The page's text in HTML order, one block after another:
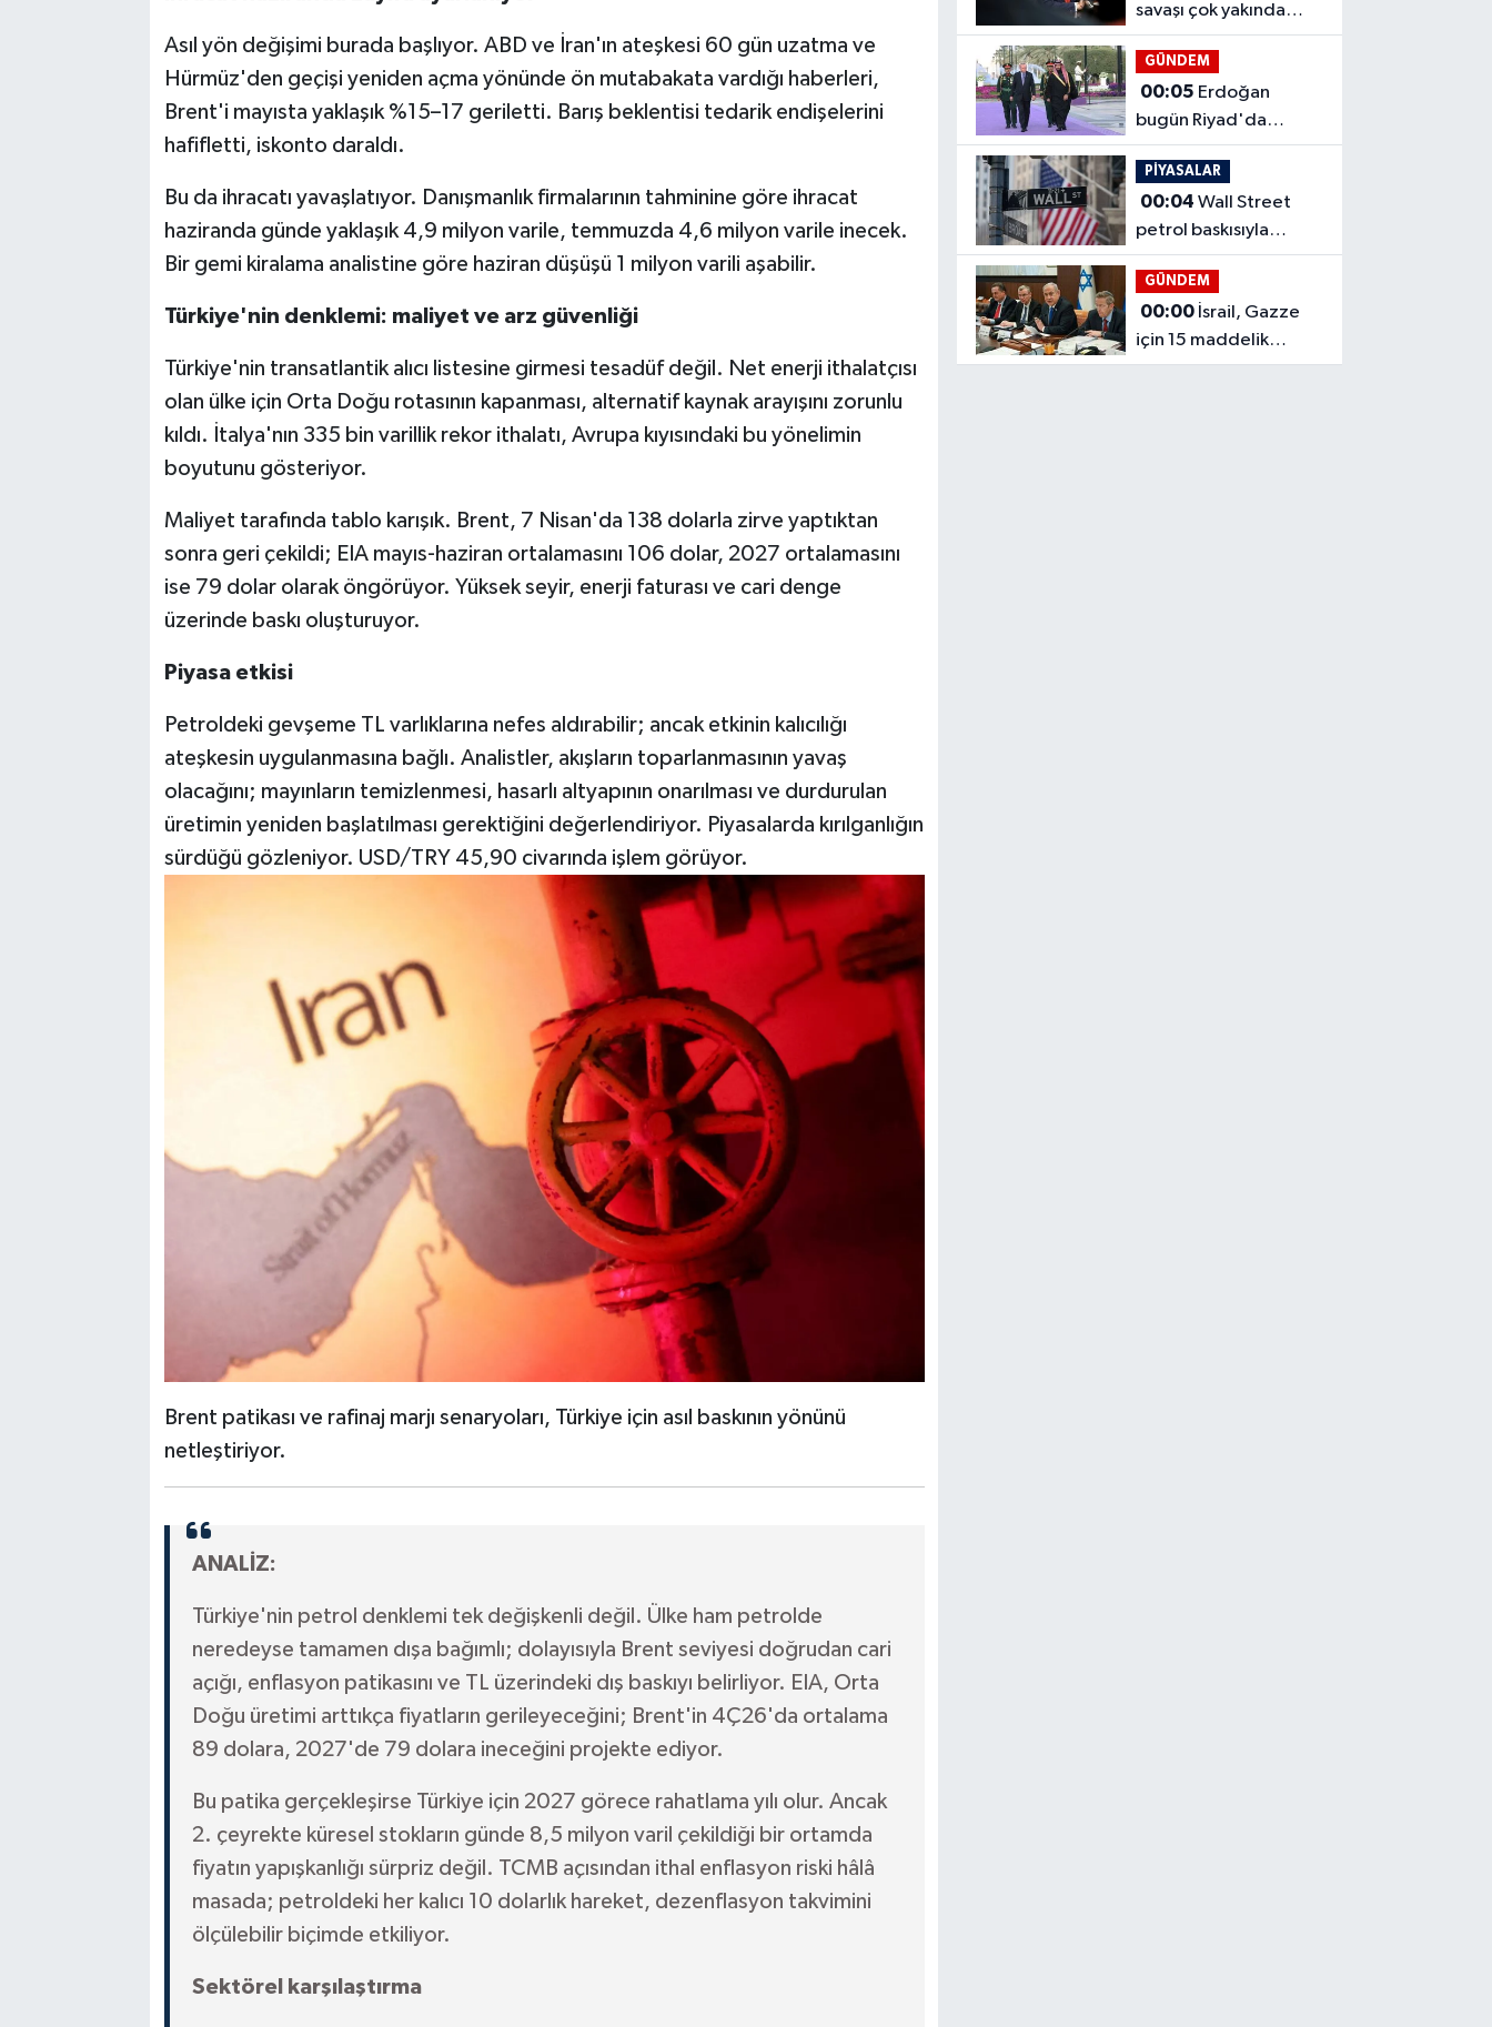
Asıl yön değişimi burada başlıyor. ABD ve İran'ın ateşkesi 60 gün uzatma ve
Hürmüz'den geçişi yeniden açma yönünde ön mutabakata vardığı haberleri,
Brent'i mayısta yaklaşık %15–17 geriletti. Barış beklentisi tedarik endişelerini
hafifletti, iskonto daraldı.
Bu da ihracatı yavaşlatıyor. Danışmanlık firmalarının tahminine göre ihracat
haziranda günde yaklaşık 4,9 milyon varile, temmuzda 4,6 milyon varile inecek.
Bir gemi kiralama analistine göre haziran düşüşü 1 milyon varili aşabilir.
Türkiye'nin denklemi: maliyet ve arz güvenliği
Türkiye'nin transatlantik alıcı listesine girmesi tesadüf değil. Net enerji ithalatçısı
olan ülke için Orta Doğu rotasının kapanması, alternatif kaynak arayışını zorunlu
kıldı. İtalya'nın 335 bin varillik rekor ithalatı, Avrupa kıyısındaki bu yönelimin
boyutunu gösteriyor.
Maliyet tarafında tablo karışık. Brent, 7 Nisan'da 138 dolarla zirve yaptıktan
sonra geri çekildi; EIA mayıs-haziran ortalamasını 106 dolar, 2027 ortalamasını
ise 79 dolar olarak öngörüyor. Yüksek seyir, enerji faturası ve cari denge
üzerinde baskı oluşturuyor.
Piyasa etkisi
Petroldeki gevşeme TL varlıklarına nefes aldırabilir; ancak etkinin kalıcılığı
ateşkesin uygulanmasına bağlı. Analistler, akışların toparlanmasının yavaş
olacağını; mayınların temizlenmesi, hasarlı altyapının onarılması ve durdurulan
üretimin yeniden başlatılması gerektiğini değerlendiriyor. Piyasalarda kırılganlığın
sürdüğü gözleniyor. USD/TRY 45,90 civarında işlem görüyor.
Brent patikası ve rafinaj marjı senaryoları, Türkiye için asıl baskının yönünü
netleştiriyor.
ANALİZ:
Türkiye'nin petrol denklemi tek değişkenli değil. Ülke ham petrolde
neredeyse tamamen dışa bağımlı; dolayısıyla Brent seviyesi doğrudan cari
açığı, enflasyon patikasını ve TL üzerindeki dış baskıyı belirliyor. EIA, Orta
Doğu üretimi arttıkça fiyatların gerileyeceğini; Brent'in 4Ç26'da ortalama
89 dolara, 2027'de 79 dolara ineceğini projekte ediyor.
Bu patika gerçekleşirse Türkiye için 2027 görece rahatlama yılı olur. Ancak
2. çeyrekte küresel stokların günde 8,5 milyon varil çekildiği bir ortamda
fiyatın yapışkanlığı sürpriz değil. TCMB açısından ithal enflasyon riski hâlâ
masada; petroldeki her kalıcı 10 dolarlık hareket, dezenflasyon takvimini
ölçülebilir biçimde etkiliyor.
Sektörel karşılaştırma
savaşı çok yakında
bitecek
GÜNDEM
00:05
bugün Riyad'da
temaslarda bulunacak
PİYASALAR
00:04 Wall Street
petrol baskısıyla
geriledi
GÜNDEM
00:00
için 15 maddelik
ateşkes planını